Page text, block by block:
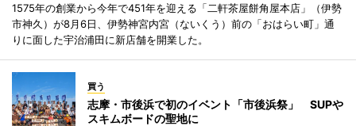
1575年の創業から今年で451年を迎える「二軒茶屋餅角屋本店」（伊勢
市神久）が8月6日、伊勢神宮内宮（ないくう）前の「おはらい町」通
りに面した宇治浦田に新店舗を開業した。
買う
志摩・市後浜で初のイベント「市後浜祭」 SUPや
スキムボードの聖地に